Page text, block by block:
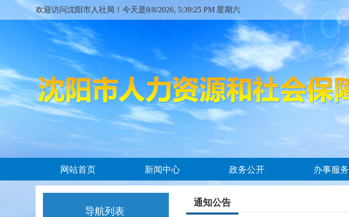
欢迎访问沈阳市人社局！今天是8/8/2026, 5:39:25 PM 星期六
网站首页 新闻中心 政务公开 办事服务
导航列表
通知公告